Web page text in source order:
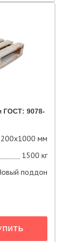
ГОСТ: 9078-
мм
1500 кг
поддон